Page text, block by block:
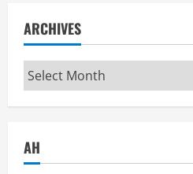
ARCHIVES
Archives
AH